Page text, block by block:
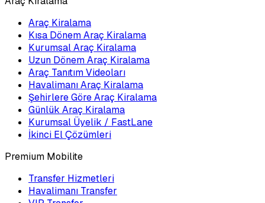
Araç Kiralama
Kısa Dönem Araç Kiralama
Kurumsal Araç Kiralama
Uzun Dönem Araç Kiralama
Araç Tanıtım Videoları
Havalimanı Araç Kiralama
Şehirlere Göre Araç Kiralama
Günlük Araç Kiralama
Kurumsal Üyelik / FastLane
İkinci El Çözümleri
Premium Mobilite
Transfer Hizmetleri
Havalimanı Transfer